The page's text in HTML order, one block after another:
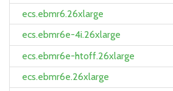
ecs.ebmr6.26xlarge
ecs.ebmr6e-4i.26xlarge
ecs.ebmr6e-htoff.26xlarge
ecs.ebmr6e.26xlarge